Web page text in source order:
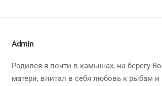
Admin
Родился я почти в камышах, на берегу
матери, впитал в себя любовь к рыбам